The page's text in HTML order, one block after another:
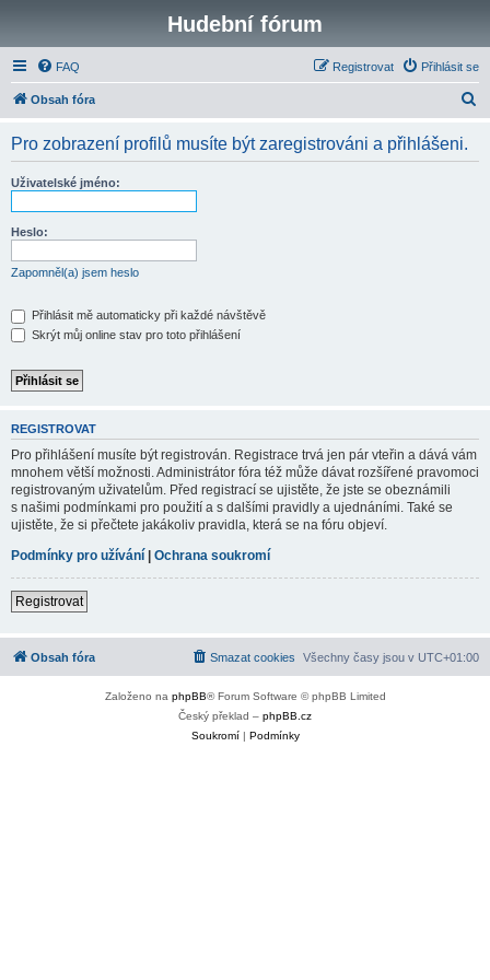
Hudební fórum
FAQ Přihlásit se
Registrovat
Obsah fóra
Pro zobrazení profilů musíte být zaregistrováni a přihlášeni.
Uživatelské jméno:
Heslo:
Zapomněl(a) jsem heslo
Přihlásit mě automaticky při každé návštěvě
Skrýt můj online stav pro toto přihlášení
REGISTROVAT
Pro přihlášení musíte být registrován. Registrace trvá jen pár vteřin a dává vám
mnohem větší možnosti. Administrátor fóra též může dávat rozšířené pravomoci
registrovaným uživatelům. Před registrací se ujistěte, že jste se obeznámili
s našimi podmínkami pro použití a s dalšími pravidly a ujednáními. Také se
ujistěte, že si přečtete jakákoliv pravidla, která se na fóru objeví.
Podmínky pro užívání | Ochrana soukromí
Registrovat
Obsah fóra Všechny časy jsou v UTC+01:00
Smazat cookies
Založeno na phpBB® Forum Software © phpBB Limited
Český překlad – phpBB.cz
Soukromí| Podmínky